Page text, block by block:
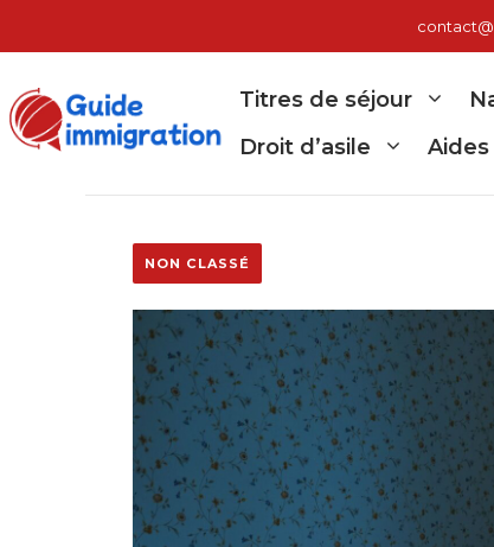
Titres de séjour
Droit d’asile
NON CLASSÉ